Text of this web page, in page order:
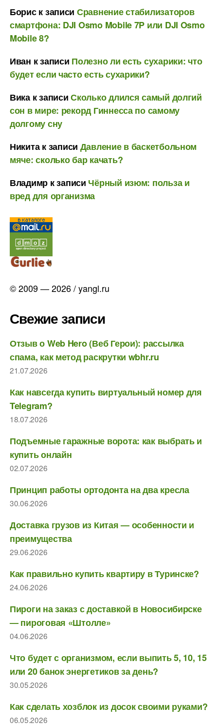
Бориск записи Сравнение стабилизаторов
смартфона: DJI Osmo Mobile 7P или DJI Osmo
Mobile 8?
Иван к записи Полезно ли есть сухарики: что
будет если часто есть сухарики?
Викак записиСколько длился самый долгий
сон в мире: рекорд Гиннесса по самому
долгому сну
Никитак записи Давление в баскетбольном
мяче: сколько бар качать?
Владимр к записи Чёрный изюм: польза и
вред для организма
© 2009 — 2026 / yangl.ru
Свежие записи
Отзыв о Web Hero (Веб Герои): рассылка
спама, как метод раскрутки wbhr.ru
21.07.2026
Как навсегда купить виртуальный номер для
Telegram?
18.07.2026
Подъемные гаражные ворота: как выбрать и
купить онлайн
02.07.2026
Принцип работы ортодонта на два кресла
30.06.2026
Доставка грузов из Китая — особенности и
преимущества
29.06.2026
Как правильно купить квартиру в Туринске?
24.06.2026
Пироги на заказ с доставкой в Новосибирске
— пироговая «Штолле»
04.06.2026
Что будет с организмом, если выпить 5, 10, 15
или 20 банок энергетиков за день?
30.05.2026
Как сделать хозблок из досок своими руками?
06.05.2026